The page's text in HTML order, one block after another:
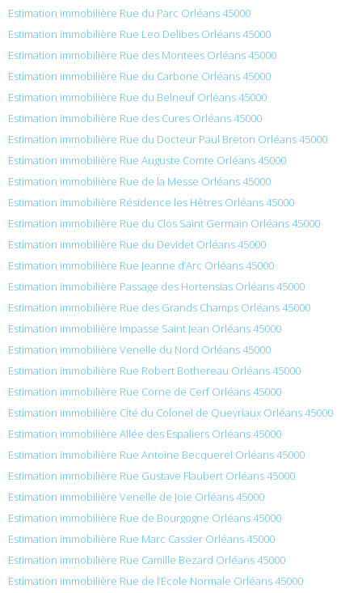
Estimation immobilière Rue du Parc Orléans 45000
Estimation immobilière Rue Leo Delibes Orléans 45000
Estimation immobilière Rue des Montees Orléans 45000
Estimation immobilière Rue du Carbone Orléans 45000
Estimation immobilière Rue du Belneuf Orléans 45000
Estimation immobilière Rue des Cures Orléans 45000
Estimation immobilière Rue du Docteur Paul Breton Orléans 45000
Estimation immobilière Rue Auguste Comte Orléans 45000
Estimation immobilière Rue de la Messe Orléans 45000
Estimation immobilière Résidence les Hêtres Orléans 45000
Estimation immobilière Rue du Clos Saint Germain Orléans 45000
Estimation immobilière Rue du Devidet Orléans 45000
Estimation immobilière Rue Jeanne d’Arc Orléans 45000
Estimation immobilière Passage des Hortensias Orléans 45000
Estimation immobilière Rue des Grands Champs Orléans 45000
Estimation immobilière Impasse Saint Jean Orléans 45000
Estimation immobilière Venelle du Nord Orléans 45000
Estimation immobilière Rue Robert Bothereau Orléans 45000
Estimation immobilière Rue Corne de Cerf Orléans 45000
Estimation immobilière Cité du Colonel de Queyriaux Orléans 45000
Estimation immobilière Allée des Espaliers Orléans 45000
Estimation immobilière Rue Antoine Becquerel Orléans 45000
Estimation immobilière Rue Gustave Flaubert Orléans 45000
Estimation immobilière Venelle de Joie Orléans 45000
Estimation immobilière Rue de Bourgogne Orléans 45000
Estimation immobilière Rue Marc Cassier Orléans 45000
Estimation immobilière Rue Camille Bezard Orléans 45000
Estimation immobilière Rue de l’École Normale Orléans 45000